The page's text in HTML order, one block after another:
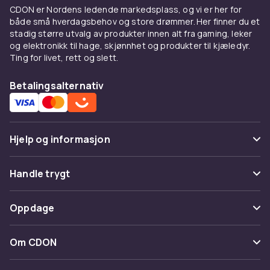
behagelig lesing.
MacBook Pro – for
profesjonelle arbeidsflyter
maksimal ytelse i en bærbar form. Med M3 Pro
og M3 Max-chips tilbyr MacBook Pro
ekstraordinær kraft til videoredigering i 4K og
maskinlæring og programvareutvikling.
Skjermen er et Liquid Retina XDR-panel med
ProMotion-teknologi som tilpasser
MacBook Pro 14 tommer er et populært valg
favoritt for dem som jobber med de tyngste
prosjektene – opptil 22 timers batterilevetid.
CDON er Nordens ledende markedsplass, og vi er her for
både små hverdagsbehov og store drømmer. Her finner du et
stadig større utvalg av produkter innen alt fra gaming, leker
og elektronikk til hage, skjønnhet og produkter til kjæledyr.
Ting for livet, rett og slett.
Betalingsalternativ
Hjelp og informasjon
Vanlige spørsmål
Spor pakke
Angre & returner her
Kontakt oss
Handle trygt
Betaling
Levering
Oppdage
Kategorier
Varemerker
Om CDON